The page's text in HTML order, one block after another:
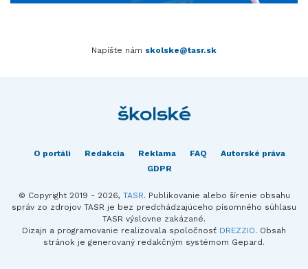
Napíšte nám skolske@tasr.sk
O portáli Redakcia Reklama FAQ
Autorské práva
GDPR
© Copyright 2019 - 2026, TASR. Publikovanie alebo šírenie obsahu
správ zo zdrojov TASR je bez predchádzajúceho písomného súhlasu
TASR výslovne zakázané.
Dizajn a programovanie realizovala spoločnosť DREZZIO. Obsah
stránok je generovaný redakčným systémom Gepard.